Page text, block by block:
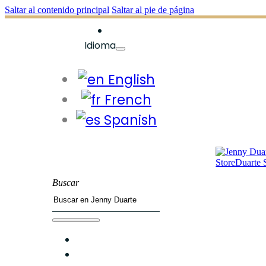
Saltar al contenido principal Saltar al pie de página
Idioma
English
French
Spanish
Buscar